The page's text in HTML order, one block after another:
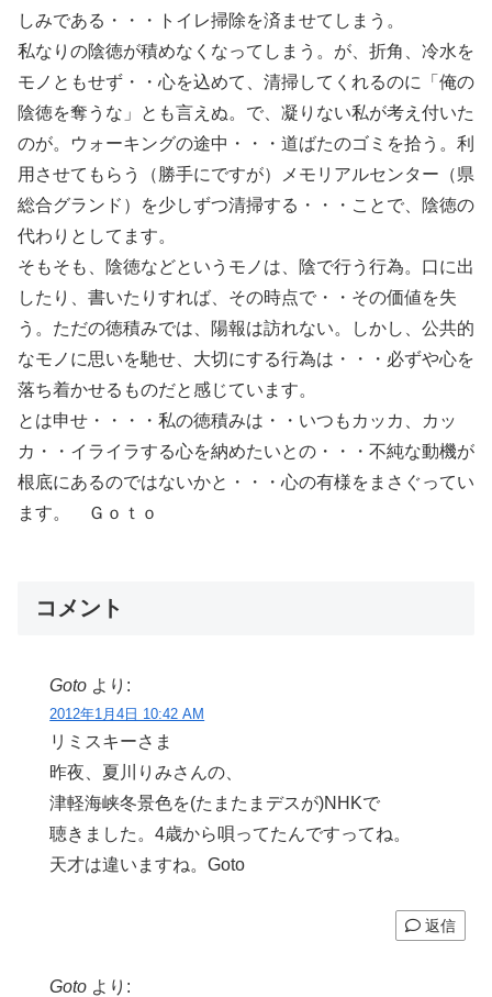
しみである・・・トイレ掃除を済ませてしまう。
私なりの陰徳が積めなくなってしまう。が、折角、冷水を
モノともせず・・心を込めて、清掃してくれるのに「俺の
陰徳を奪うな」とも言えぬ。で、凝りない私が考え付いた
のが。ウォーキングの途中・・・道ばたのゴミを拾う。利
用させてもらう（勝手にですが）メモリアルセンター（県
総合グランド）を少しずつ清掃する・・・ことで、陰徳の
代わりとしてます。
そもそも、陰徳などというモノは、陰で行う行為。口に出
したり、書いたりすれば、その時点で・・その価値を失
う。ただの徳積みでは、陽報は訪れない。しかし、公共的
なモノに思いを馳せ、大切にする行為は・・・必ずや心を
落ち着かせるものだと感じています。
とは申せ・・・・私の徳積みは・・いつもカッカ、カッ
カ・・イライラする心を納めたいとの・・・不純な動機が
根底にあるのではないかと・・・心の有様をまさぐってい
ます。 Ｇｏｔｏ
コメント
Goto より:
2012年1月4日 10:42 AM
リミスキーさま
昨夜、夏川りみさんの、
津軽海峡冬景色を(たまたまデスが)NHKで
聴きました。4歳から唄ってたんですってね。
天才は違いますね。Goto
返信
Goto より: